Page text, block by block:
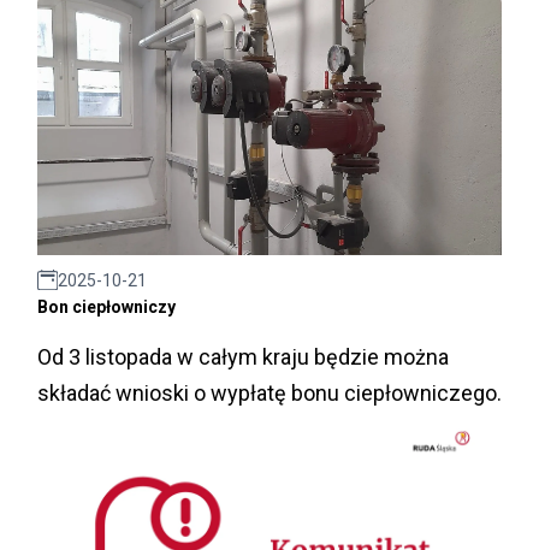
2025-10-21
Bon ciepłowniczy
Od 3 listopada w całym kraju będzie można
składać wnioski o wypłatę bonu ciepłowniczego.